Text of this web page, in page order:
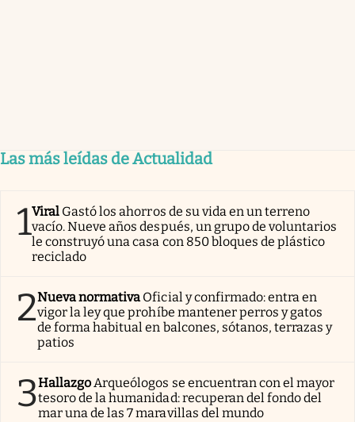
Las más leídas de Actualidad
1Viral Gastó los ahorros de su vida en un terreno
vacío. Nueve años después, un grupo de voluntarios
le construyó una casa con 850 bloques de plástico
reciclado
2Nueva normativa Oficial y confirmado: entra en
vigor la ley que prohíbe mantener perros y gatos
de forma habitual en balcones, sótanos, terrazas y
patios
3HallazgoArqueólogos se encuentran con el mayor
tesoro de la humanidad: recuperan del fondo del
mar una de las 7 maravillas del mundo